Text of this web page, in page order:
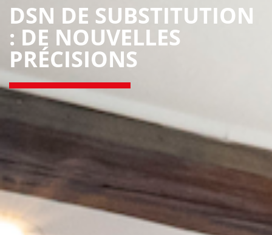
DSN DE SUBSTITUTION
: DE NOUVELLES
PRÉCISIONS